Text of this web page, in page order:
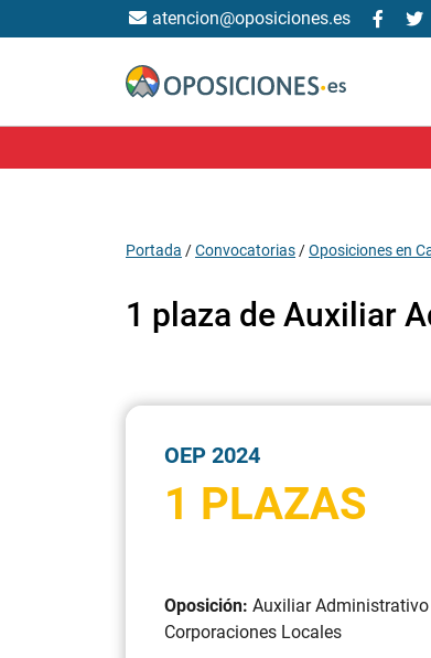
atencion@oposiciones.es
Portada /Convocatorias /Oposiciones en
1 plaza de Auxiliar
OEP 2024
1 PLAZAS
Oposición: Auxiliar Administrativo
Corporaciones Locales